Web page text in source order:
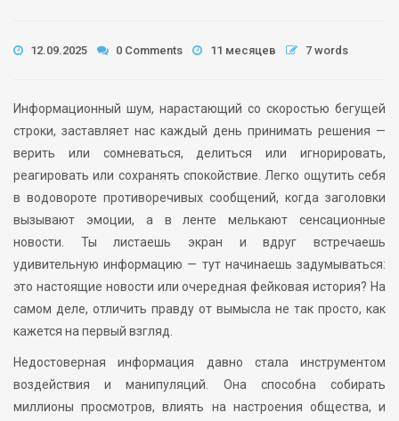
12.09.2025 0 Comments 11 месяцев 7 words
Информационный шум, нарастающий со скоростью бегущей
строки, заставляет нас каждый день принимать решения —
верить или сомневаться, делиться или игнорировать,
реагировать или сохранять спокойствие. Легко ощутить себя
в водовороте противоречивых сообщений, когда заголовки
вызывают эмоции, а в ленте мелькают сенсационные
новости. Ты листаешь экран и вдруг встречаешь
удивительную информацию — тут начинаешь задумываться:
это настоящие новости или очередная фейковая история? На
самом деле, отличить правду от вымысла не так просто, как
кажется на первый взгляд.
Недостоверная информация давно стала инструментом
воздействия и манипуляций. Она способна собирать
миллионы просмотров, влиять на настроения общества, и